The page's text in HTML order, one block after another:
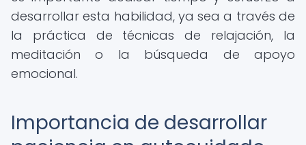
desarrollar esta habilidad, ya sea a través de
la práctica de técnicas de relajación, la
meditación o la búsqueda de apoyo
emocional.
Importancia de desarrollar